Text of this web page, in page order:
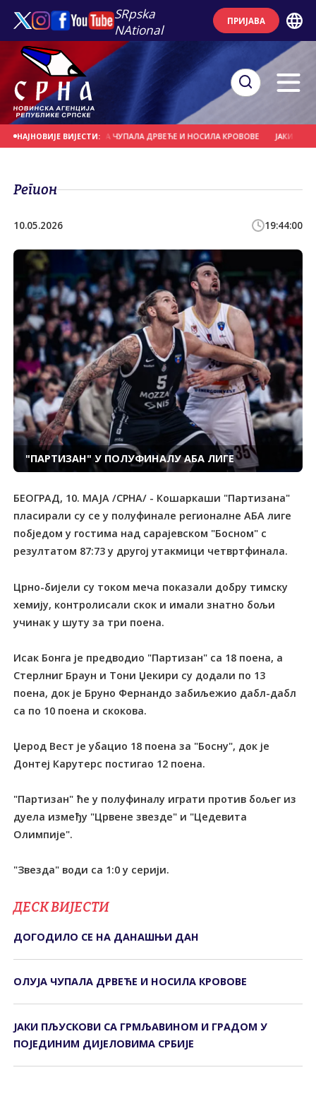
SRpska
NAtional
ПРИЈАВА
НАЈНОВИЈЕ ВИЈЕСТИ:
ДАН ОЛУЈА ЧУПАЛА ДРВЕЋЕ И НОСИЛА КРОВОВЕ ЈАКИ
Регион
10.05.2026 19:44:00
"ПАРТИЗАН" У ПОЛУФИНАЛУ АБА ЛИГЕ
БЕОГРАД, 10. МАЈА /СРНА/ - Кошаркаши "Партизана"
пласирали су се у полуфинале регионалне АБА лиге
побједом у гостима над сарајевском "Босном" с
резултатом 87:73 у другој утакмици четвртфинала.
Црно-бијели су током меча показали добру тимску
хемију, контролисали скок и имали знатно бољи
учинак у шуту за три поена.
Исак Бонга је предводио "Партизан" са 18 поена, а
Стерлниг Браун и Тони Џекири су додали по 13
поена, док је Бруно Фернандо забиљежио дабл-дабл
са по 10 поена и скокова.
Џерод Вест је убацио 18 поена за "Босну", док је
Донтеј Карутерс постигао 12 поена.
"Партизан" ће у полуфиналу играти против бољег из
дуела између "Црвене звезде" и "Цедевита
Олимпије".
"Звезда" води са 1:0 у серији.
ДЕСК ВИЈЕСТИ
ДОГОДИЛО СЕ НА ДАНАШЊИ ДАН
ОЛУЈА ЧУПАЛА ДРВЕЋЕ И НОСИЛА КРОВОВЕ
ЈАКИ ПЉУСКОВИ СА ГРМЉАВИНОМ И ГРАДОМ У
ПОЈЕДИНИМ ДИЈЕЛОВИМА СРБИЈЕ